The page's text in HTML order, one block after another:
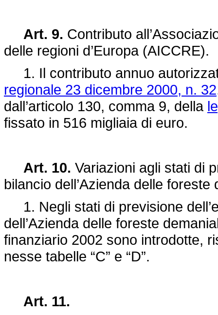
Art. 9. Contributo
delle regioni d’Europa (AICCRE).
1. Il contributo annuo
regionale 23 dicembre 2000, n. 32
dall’articolo 130, comma 9, della
fissato in 516 migliaia di euro.
Art. 10. Variazioni agli stati di
bilancio dell’Azienda delle
1. Negli stati di previsione
dell’Azienda delle foreste
finanziario 2002 sono introdotte,
nesse tabelle “C” e “D”.
Art. 11.